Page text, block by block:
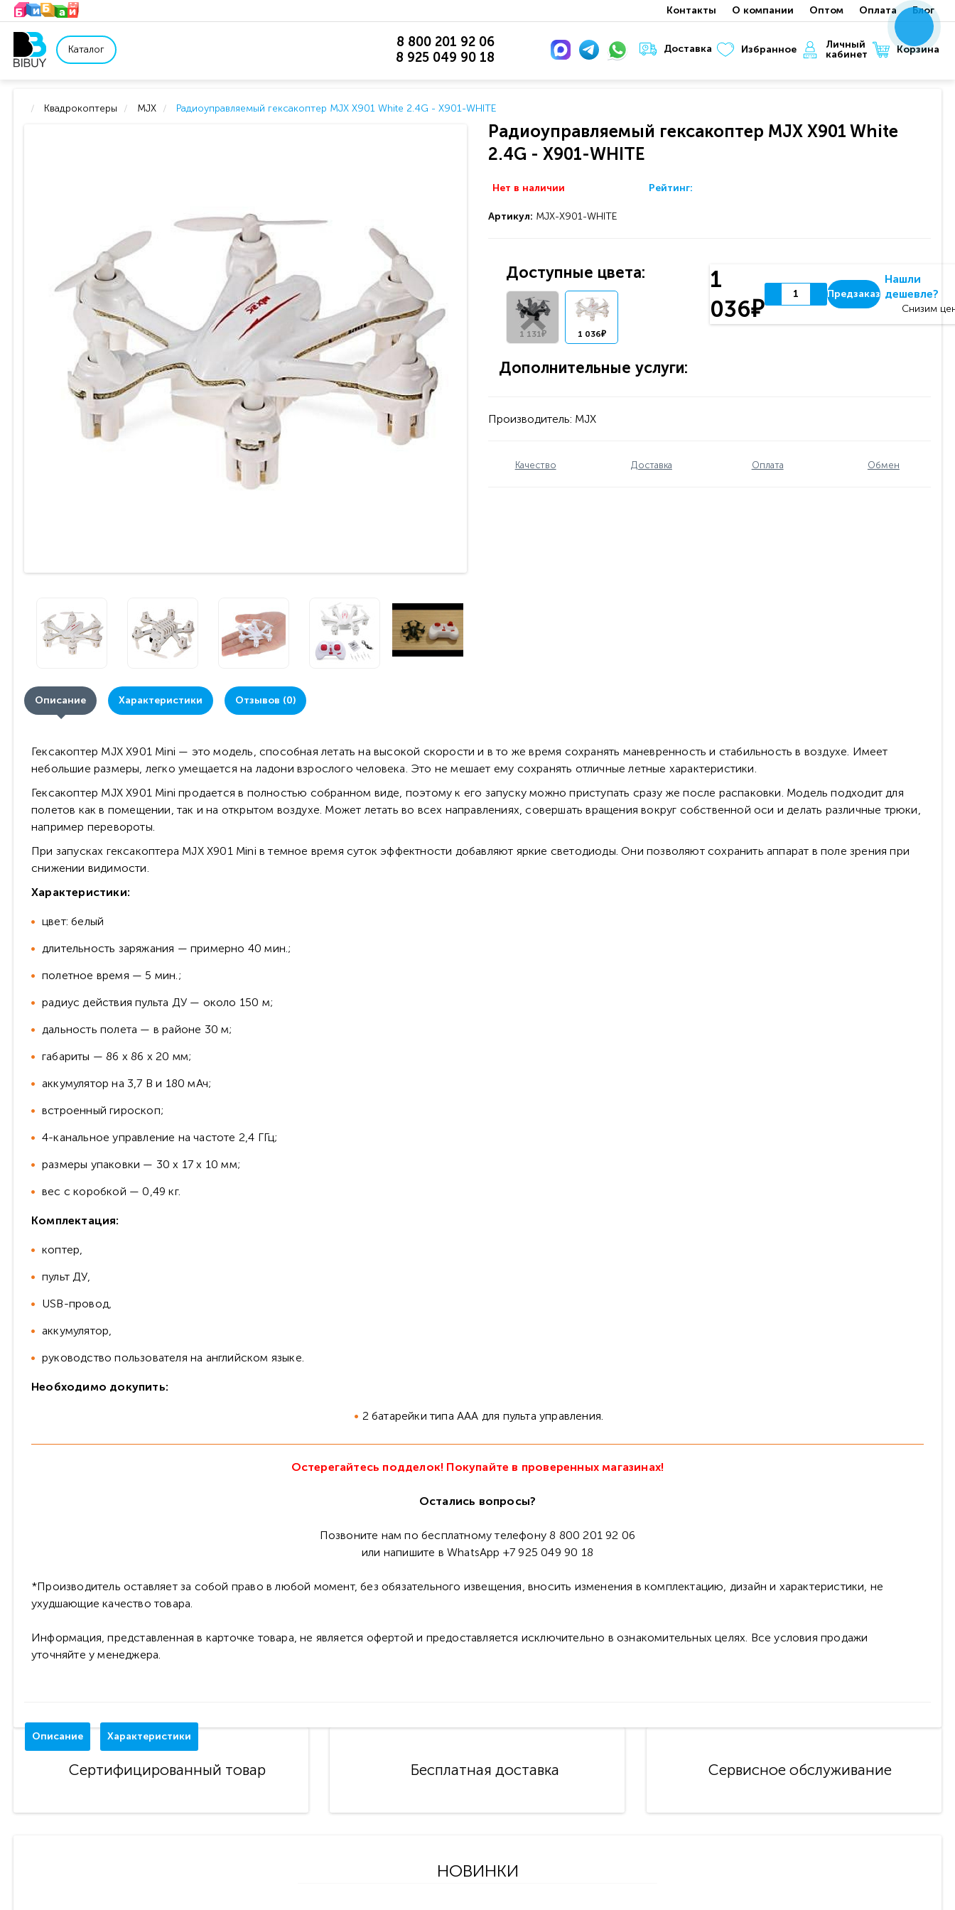
Контакты О компании Оптом Оплата Блог
Каталог
8 800 201 92 06
8 925 049 90 18
Доставка Избранное
Личный
кабинет
Корзина
Квадрокоптеры MJX Радиоуправляемый гексакоптер MJX X901 White 2.4G - X901-WHITE
Радиоуправляемый гексакоптер MJX X901 White
2.4G - X901-WHITE
Нет в наличии Рейтинг:
Артикул: MJX-X901-WHITE
Доступные цвета:
1 131₽ 1 036₽
Дополнительные услуги:
1
036₽
Предзаказ
Нашли
дешевле?
Снизим
Производитель: MJX
Качество Доставка Оплата Обмен
Описание Характеристики Отзывов (0)
Гексакоптер MJX X901 Mini — это модель, способная летать на высокой скорости и в то же время сохранять маневренность и стабильность в воздухе. Имеет
небольшие размеры, легко умещается на ладони взрослого человека. Это не мешает ему сохранять отличные летные характеристики.
Гексакоптер MJX X901 Mini продается в полностью собранном виде, поэтому к его запуску можно приступать сразу же после распаковки. Модель подходит для
полетов как в помещении, так и на открытом воздухе. Может летать во всех направлениях, совершать вращения вокруг собственной оси и делать различные трюки,
например перевороты.
При запусках гексакоптера MJX X901 Mini в темное время суток эффектности добавляют яркие светодиоды. Они позволяют сохранить аппарат в поле зрения при
снижении видимости.
Характеристики:
цвет: белый
длительность заряжания — примерно 40 мин.;
полетное время — 5 мин.;
радиус действия пульта ДУ — около 150 м;
дальность полета — в районе 30 м;
габариты — 86 х 86 х 20 мм;
аккумулятор на 3,7 В и 180 мАч;
встроенный гироскоп;
4-канальное управление на частоте 2,4 ГГц;
размеры упаковки — 30 х 17 х 10 мм;
вес с коробкой — 0,49 кг.
Комплектация:
коптер,
пульт ДУ,
USB-провод,
аккумулятор,
руководство пользователя на английском языке.
Необходимо докупить:
2 батарейки типа ААА для пульта управления.
Остерегайтесь подделок! Покупайте в проверенных магазинах!
Остались вопросы?
Позвоните нам по бесплатному телефону 8 800 201 92 06
или напишите в WhatsApp +7 925 049 90 18
*Производитель оставляет за собой право в любой момент, без обязательного извещения, вносить изменения в комплектацию, дизайн и характеристики, не
ухудшающие качество товара.
Информация, представленная в карточке товара, не является офертой и предоставляется исключительно в ознакомительных целях. Все условия продажи
уточняйте у менеджера.
Описание Характеристики
Сертифицированный товар Бесплатная доставка Сервисное обслуживание
НОВИНКИ
xxx